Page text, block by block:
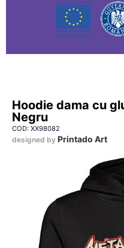
Hoodie dama cu
Negru
COD: XX98082
designed by Printado Art